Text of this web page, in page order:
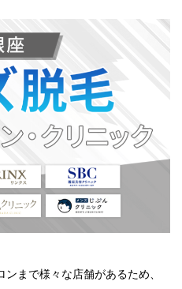
まで様々な店舗があるため、